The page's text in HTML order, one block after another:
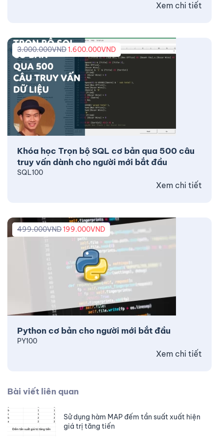
Xem chi tiết
Khóa học Trọn bộ SQL cơ bản qua 500 câu
truy vấn dành cho người mới bắt đầu
3.000.000VND1.600.000VND
SQL100
Xem chi tiết
Python cơ bản cho người mới bắt đầu
499.000VND199.000VND
PY100
Xem chi tiết
Bài viết liên quan
Sử dụng hàm MAP đếm tần suất xuất hiện
giá trị tăng tiến